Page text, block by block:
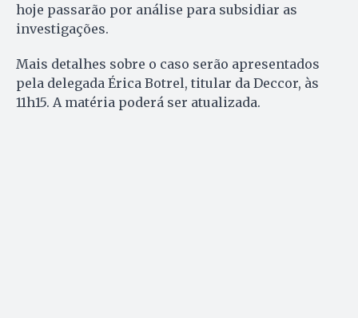
hoje passarão por análise para subsidiar as
investigações.
Mais detalhes sobre o caso serão apresentados
pela delegada Érica Botrel, titular da Deccor, às
11h15. A matéria poderá ser atualizada.